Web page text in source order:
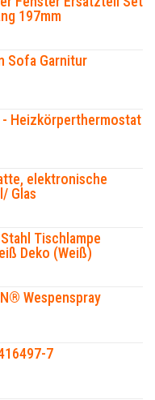
197mm
Sofa Garnitur
Heizkörperthermostat
elektronische
Glas
Tischlampe
Deko (Weiß)
Wespenspray
7